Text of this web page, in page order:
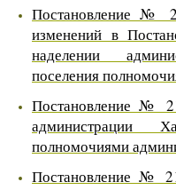
Постановление №
изменений в
наделении
поселения
Постановление №
администрации
полномочиями
Постановление №